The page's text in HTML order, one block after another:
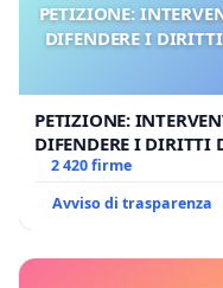
PETIZIONE:
DIFENDERE I
PETIZIONE:
DIFENDERE I DIRITTI
UDG)
2 420 firme
Avviso di trasparenza